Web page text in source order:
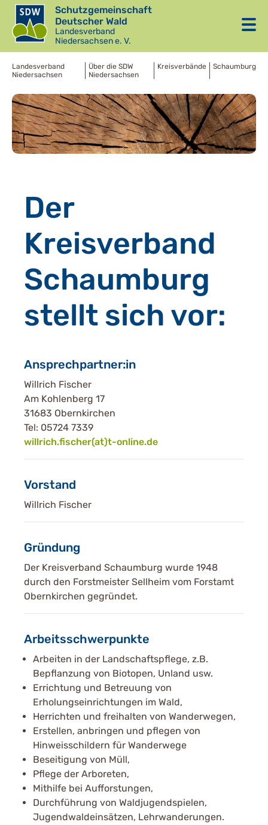
Schutzgemeinschaft
Deutscher Wald
Landesverband
Niedersachsen e. V.
Landesverband
Niedersachsen
Über die SDW
Niedersachsen
Kreisverbände Schaumburg
Der
Kreisverband
Schaumburg
stellt sich vor:
Ansprechpartner:in
Willrich Fischer
Am Kohlenberg 17
31683 Obernkirchen
Tel: 05724 7339
willrich.fischer(at)t-online.de
Vorstand
Willrich Fischer
Gründung
Der Kreisverband Schaumburg wurde 1948
durch den Forstmeister Sellheim vom Forstamt
Obernkirchen gegründet.
Arbeitsschwerpunkte
Arbeiten in der Landschaftspflege, z.B.
Bepflanzung von Biotopen, Unland usw.
Errichtung und Betreuung von
Erholungseinrichtungen im Wald,
Herrichten und freihalten von Wanderwegen,
Erstellen, anbringen und pflegen von
Hinweisschildern für Wanderwege
Beseitigung von Müll,
Pflege der Arboreten,
Mithilfe bei Aufforstungen,
Durchführung von Waldjugendspielen,
Jugendwaldeinsätzen, Lehrwanderungen.